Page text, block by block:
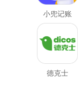
小兜记账
德克士